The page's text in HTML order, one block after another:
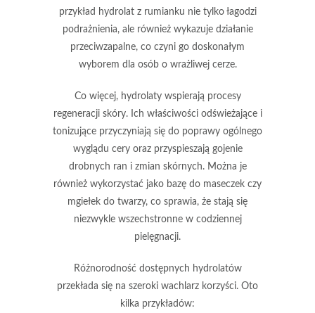
przykład hydrolat z rumianku nie tylko łagodzi
podrażnienia, ale również wykazuje działanie
przeciwzapalne, co czyni go doskonałym
wyborem dla osób o wrażliwej cerze.
Co więcej, hydrolaty wspierają procesy
regeneracji skóry. Ich właściwości odświeżające i
tonizujące przyczyniają się do poprawy ogólnego
wyglądu cery oraz przyspieszają gojenie
drobnych ran i zmian skórnych. Można je
również wykorzystać jako bazę do maseczek czy
mgiełek do twarzy, co sprawia, że stają się
niezwykle wszechstronne w codziennej
pielęgnacji.
Różnorodność dostępnych hydrolatów
przekłada się na szeroki wachlarz korzyści. Oto
kilka przykładów: